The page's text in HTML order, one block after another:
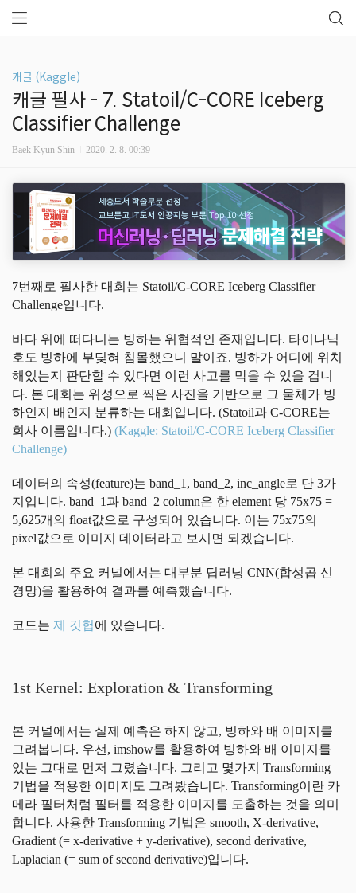
캐글 (Kaggle)
캐글 필사 - 7. Statoil/C-CORE Iceberg
Classifier Challenge
Baek Kyun Shin 2020. 2. 8. 00:39
7번째로 필사한 대회는 Statoil/C-CORE Iceberg Classifier
Challenge입니다.
바다 위에 떠다니는 빙하는 위협적인 존재입니다. 타이나닉
호도 빙하에 부딪혀 침몰했으니 말이죠. 빙하가 어디에 위치
해있는지 판단할 수 있다면 이런 사고를 막을 수 있을 겁니
다. 본 대회는 위성으로 찍은 사진을 기반으로 그 물체가 빙
하인지 배인지 분류하는 대회입니다. (Statoil과 C-CORE는
회사 이름입니다.) (Kaggle: Statoil/C-CORE Iceberg Classifier
Challenge)
데이터의 속성(feature)는 band_1, band_2, inc_angle로 단 3가
지입니다. band_1과 band_2 column은 한 element 당 75x75 =
5,625개의 float값으로 구성되어 있습니다. 이는 75x75의
pixel값으로 이미지 데이터라고 보시면 되겠습니다.
본 대회의 주요 커널에서는 대부분 딥러닝 CNN(합성곱 신
경망)을 활용하여 결과를 예측했습니다.
코드는 제 깃헙에 있습니다.
1st Kernel: Exploration & Transforming
본 커널에서는 실제 예측은 하지 않고, 빙하와 배 이미지를
그려봅니다. 우선, imshow를 활용하여 빙하와 배 이미지를
있는 그대로 먼저 그렸습니다. 그리고 몇가지 Transforming
기법을 적용한 이미지도 그려봤습니다. Transforming이란 카
메라 필터처럼 필터를 적용한 이미지를 도출하는 것을 의미
합니다. 사용한 Transforming 기법은 smooth, X-derivative,
Gradient (= x-derivative + y-derivative), second derivative,
Laplacian (= sum of second derivative)입니다.